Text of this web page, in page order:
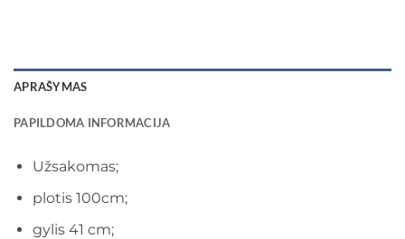
APRAŠYMAS
PAPILDOMA INFORMACIJA
Užsakomas;
plotis 100cm;
gylis 41 cm;